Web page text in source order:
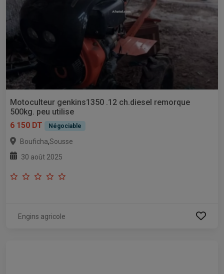
Motoculteur genkins1350 .12 ch.diesel remorque
500kg. peu utilise
6 150 DT
Négociable
Bouficha,Sousse
30 août 2025
Engins agricole